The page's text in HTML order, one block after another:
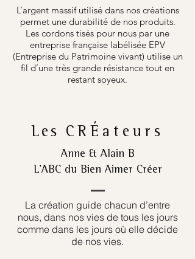
L’argent massif utilisé dans nos créations
permet une durabilité de nos produits.
Les cordons tisés pour nous par une
entreprise française labélisée EPV
(Entreprise du Patrimoine vivant) utilise un
fil d’une très grande résistance tout en
restant soyeux.
Les CRÉateurs
Anne & Alain B
L’ABC du Bien Aimer Créer
La création guide chacun d’entre
nous, dans nos vies de tous les jours
comme dans les jours où elle décide
de nos vies.